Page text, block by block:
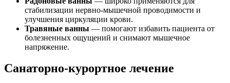
стабилизации нервно-мышечной проводимости и
улучшения циркуляции крови.
Травяные ванны — помогают избавить пациента от
болезненных ощущений и снимают мышечное
напряжение.
Санаторно-курортное лечение